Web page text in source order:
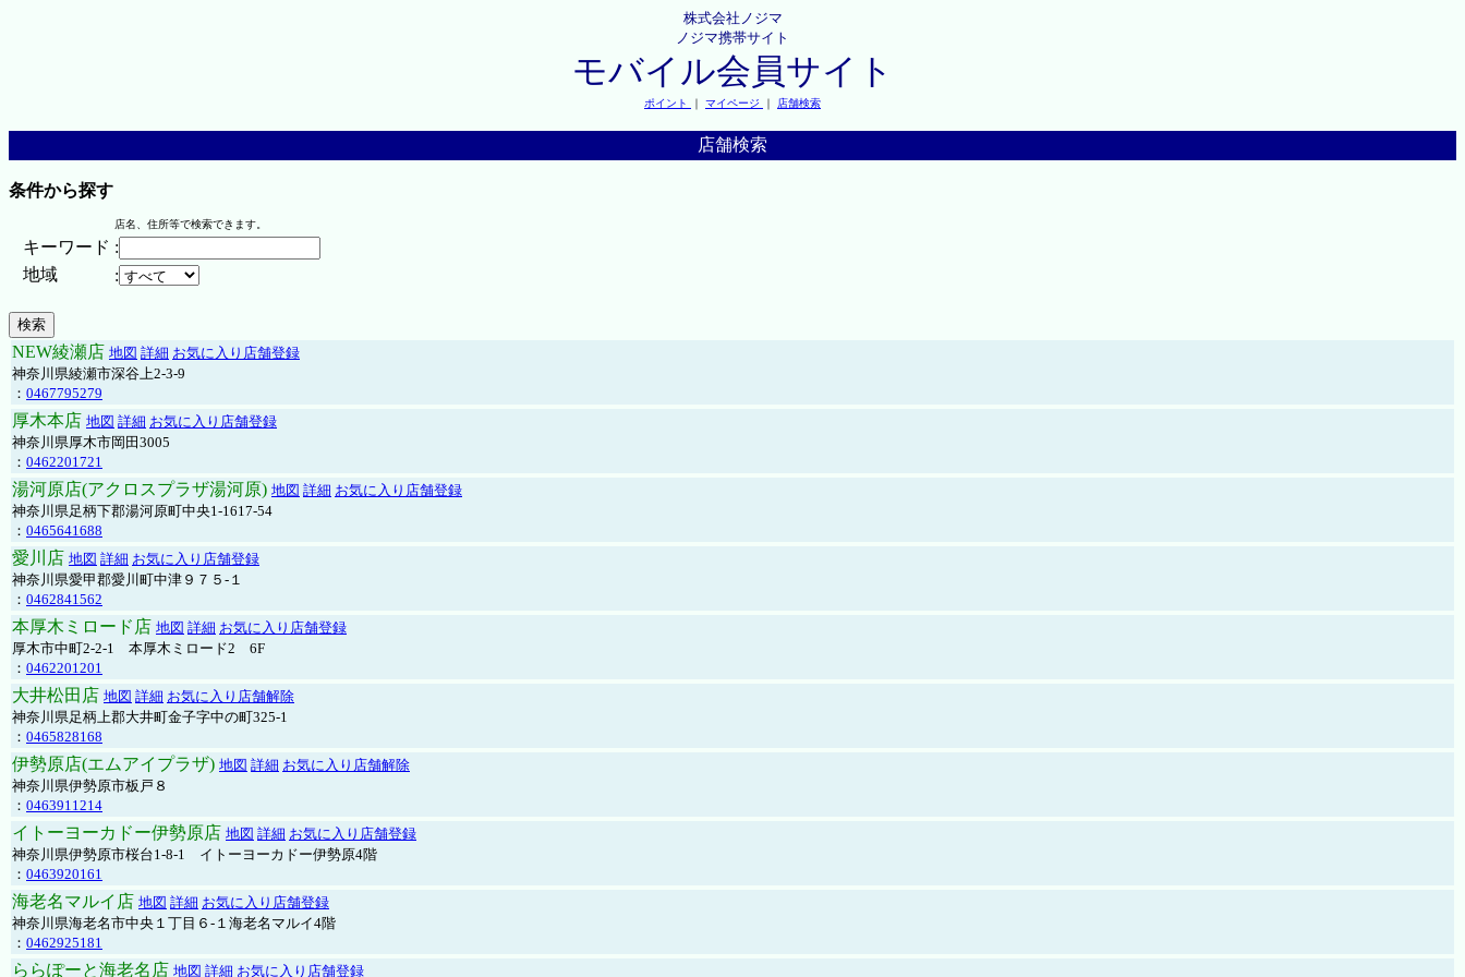
株式会社ノジマ
ノジマ携帯サイト
モバイル会員サイト
ポイント ｜ マイページ ｜ 店舗検索
店舗検索
条件から探す
店名、住所等で検索できます。
キーワード :
地域
:
NEW綾瀬店 地図 詳細 お気に入り店舗登録
神奈川県綾瀬市深谷上2-3-9
： 0467795279
厚木本店 地図 詳細 お気に入り店舗登録
神奈川県厚木市岡田3005
： 0462201721
湯河原店(アクロスプラザ湯河原) 地図 詳細 お気に入り店舗登録
神奈川県足柄下郡湯河原町中央1-1617-54
： 0465641688
愛川店 地図 詳細 お気に入り店舗登録
神奈川県愛甲郡愛川町中津９７５-１
： 0462841562
本厚木ミロード店 地図 詳細 お気に入り店舗登録
厚木市中町2-2-1 本厚木ミロード2 6F
： 0462201201
大井松田店 地図 詳細 お気に入り店舗解除
神奈川県足柄上郡大井町金子字中の町325-1
： 0465828168
伊勢原店(エムアイプラザ) 地図 詳細 お気に入り店舗解除
神奈川県伊勢原市板戸８
： 0463911214
イトーヨーカドー伊勢原店 地図 詳細 お気に入り店舗登録
神奈川県伊勢原市桜台1-8-1 イトーヨーカドー伊勢原4階
： 0463920161
海老名マルイ店 地図 詳細 お気に入り店舗登録
神奈川県海老名市中央１丁目６-１海老名マルイ4階
： 0462925181
ららぽーと海老名店 地図 詳細 お気に入り店舗登録